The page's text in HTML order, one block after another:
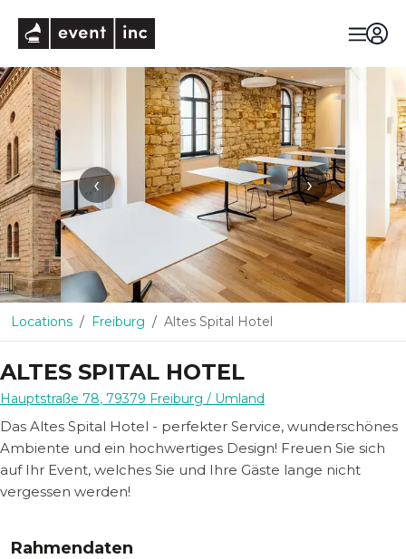
‹ ›
Locations Freiburg Altes Spital Hotel
ALTES SPITAL HOTEL
Hauptstraße 78, 79379 Freiburg / Umland
Das Altes Spital Hotel - perfekter Service, wunderschönes
Ambiente und ein hochwertiges Design! Freuen Sie sich
auf Ihr Event, welches Sie und Ihre Gäste lange nicht
vergessen werden!
Rahmendaten